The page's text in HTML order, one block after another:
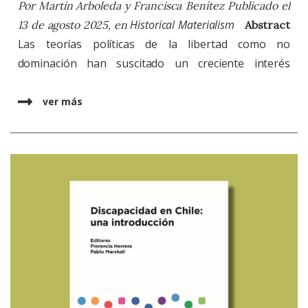
que describe cómo la matriz neoliberal no solo
ordena la economía, sino que explota el propio
lenguaje jurídico para fijar un horizonte normativo
donde el mercado aparece como principio natural y
explotación del sentido jurídico:Este enfoque
sostienen el modelo chileno: prácticas jurídicas que
propietarizan derechos estratégicos, doctrinas que
transforman libertades económicas en fronteras
constitucionales y una pedagogía jurídica que
formas de extracción interpretativa, el artículo
PorMartín ArboledayFrancisca Benítez Publicado el
13 de agosto 2025, enHistorical Materialism Abstract
Las teorías políticas de la libertad como no
dominación han suscitado un creciente interés
enfoques existentes aún no incorporan una
formas específicas de falta de libertad que resultan
división internacional del trabajo. Para ello, se analiza
Folletos de Educación Popular
siglas en español) de Marta Harnecker y Gabriela
revolucionario chileno con el socialismo democrático
ver más